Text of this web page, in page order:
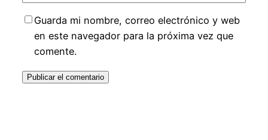
Guarda mi nombre, correo electrónico y web
en este navegador para la próxima vez que
comente.